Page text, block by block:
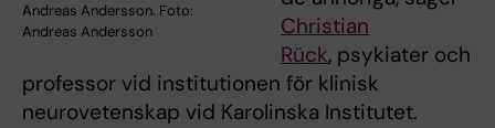
Andreas Andersson. Foto:
Andreas Andersson
Christian
Rück, psykiater och
professor vid institutionen för klinisk
neurovetenskap vid Karolinska Institutet.